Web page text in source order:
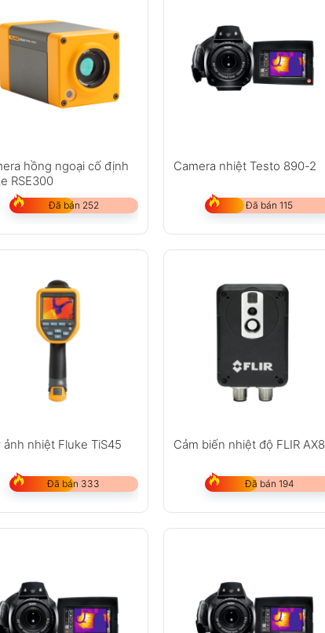
hồng ngoại cố định
RSE300
Đã bán 252
Camera nhiệt Testo 890-2
Đã bán 115
ảnh nhiệt Fluke TiS45
Đã bán 333
Cảm biến nhiệt độ FLIR AX8
Đã bán 194